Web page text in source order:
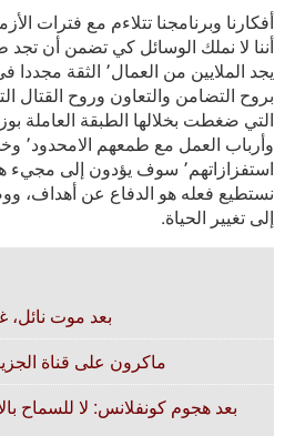
أفكارنا وبرنامجنا تتلاءم مع فترات
أننا لا نملك الوسائل كي تضمن أن تجد
بروح التضامن والتعاون وروح القتال
التي ضغطت بخلالها الطبقة العاملة
نستطيع فعله هو الدفاع عن أهداف،
إلى تغيير الحياة.
بعد موت نائل،
ماكرون على قناة
بعد هجوم كونفلانس: لا للسماح